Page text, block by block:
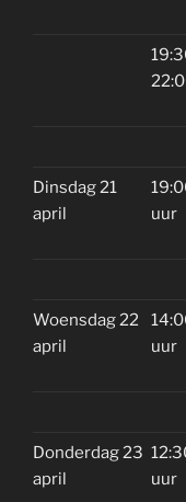
Dinsdag 21
april
uur
Woensdag 22
april
uur
Donderdag 23
april
uur